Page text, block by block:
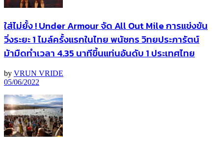
ใส่ไม่ยั้ง ! Under Armour จัด All Out Mile การแข่งขัน
วิ่งระยะ 1 ไมล์ครั้งแรกในไทย พนัชกร วิทยประภารัตน์
ม้ามืดทำเวลา 4.35 นาทีขึ้นแท่นอันดับ 1 ประเทศไทย
by VRUN VRIDE
05/06/2022